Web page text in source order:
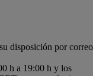
disposición por correo
h a 19:00 h y los